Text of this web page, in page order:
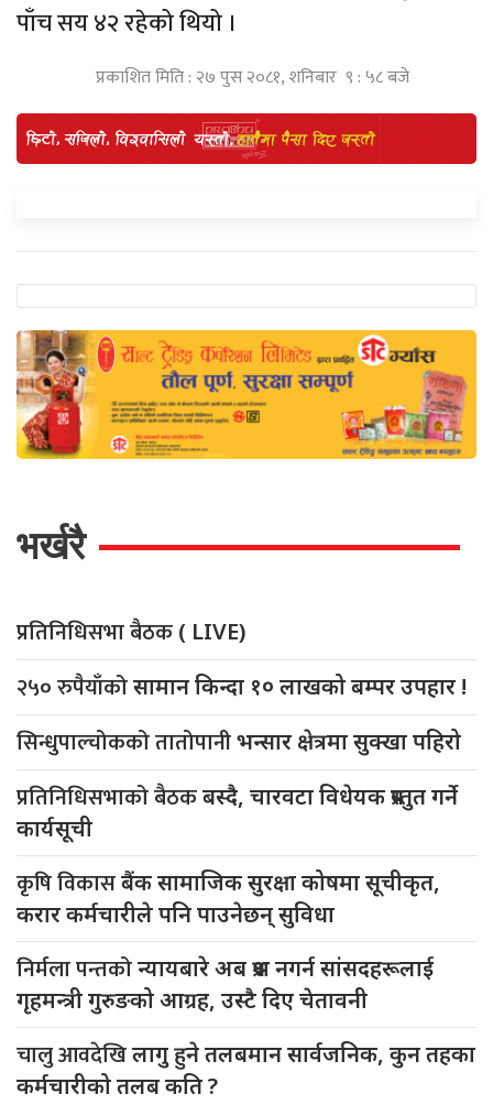
पाँच सय ४२ रहेको थियो ।
प्रकाशित मिति : २७ पुस २०८१, शनिबार ९ : ५८ बजे
भर्खरै
प्रतिनिधिसभा बैठक ( LIVE)
२५० रुपैयाँकोसामान किन्दा १० लाखको बम्पर उपहार !
सिन्धुपाल्चोकको तातोपानीभन्सार क्षेत्रमा सुक्खा पहिरो
प्रतिनिधिसभाको बैठकबस्दै, चारवटा विधेयक प्रस्तुत गर्ने
कार्यसूची
कृषि विकासबैंक सामाजिक सुरक्षा कोषमा सूचीकृत,
करार कर्मचारीले पनि पाउनेछन् सुविधा
निर्मला पन्तकोन्यायबारे अब प्रश्न नगर्न सांसदहरूलाई
गृहमन्त्री गुरुङको आग्रह, उस्टै दिए चेतावनी
चालु आवदेखिलागु हुने तलबमान सार्वजनिक, कुन तहका
कर्मचारीको तलब कति ?